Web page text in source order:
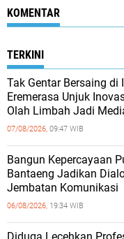
KOMENTAR
TERKINI
Tak Gentar Bersaing di
Eremerasa Unjuk
Olah Limbah Jadi
07/08/2026, 09:47 WIB
Bangun Kepercayaan
Bantaeng Jadikan
Jembatan Komunikasi
06/08/2026, 19:34 WIB